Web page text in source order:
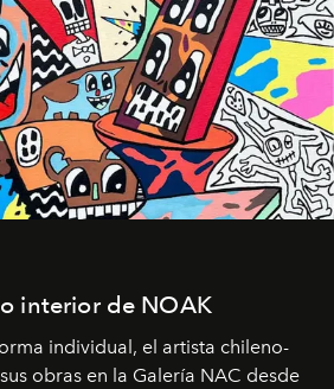
interior de NOAK
individual, el artista chileno-
obras en la Galería NAC desde